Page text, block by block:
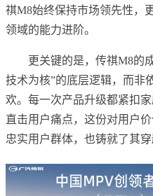
祺M8始终保持市场领先性，
领域的能力进阶。
更关键的是，传祺M8的
技术为核”的底层逻辑，而非
欢。每一次产品升级都紧扣
直击用户痛点，这份对用户
忠实用户群体，也铸就了其穿